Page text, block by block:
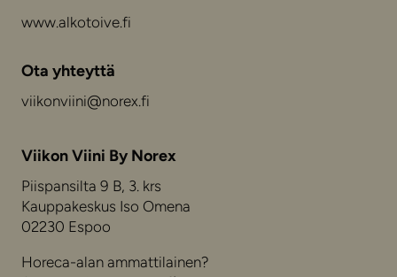
www.alkotoive.fi
Ota yhteyttä
viikonviini@norex.fi
Viikon Viini By Norex
Piispansilta 9 B, 3. krs
Kauppakeskus Iso Omena
02230 Espoo
Horeca-alan ammattilainen?